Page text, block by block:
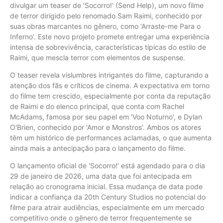
divulgar um teaser de 'Socorro!' (Send Help), um novo filme
de terror dirigido pelo renomado Sam Raimi, conhecido por
suas obras marcantes no gênero, como 'Arraste-me Para o
Inferno'. Este novo projeto promete entregar uma experiência
intensa de sobrevivência, características típicas do estilo de
Raimi, que mescla terror com elementos de suspense.
O teaser revela vislumbres intrigantes do filme, capturando a
atenção dos fãs e críticos de cinema. A expectativa em torno
do filme tem crescido, especialmente por conta da reputação
de Raimi e do elenco principal, que conta com Rachel
McAdams, famosa por seu papel em 'Voo Noturno', e Dylan
O'Brien, conhecido por 'Amor e Monstros'. Ambos os atores
têm um histórico de performances aclamadas, o que aumenta
ainda mais a antecipação para o lançamento do filme.
O lançamento oficial de 'Socorro!' está agendado para o dia
29 de janeiro de 2026, uma data que foi antecipada em
relação ao cronograma inicial. Essa mudança de data pode
indicar a confiança da 20th Century Studios no potencial do
filme para atrair audiências, especialmente em um mercado
competitivo onde o gênero de terror frequentemente se